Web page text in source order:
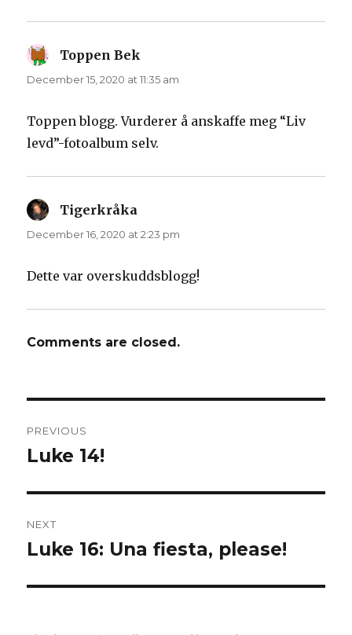
Toppen Bek
December 15, 2020 at 11:35 am
Toppen blogg. Vurderer å anskaffe meg “Liv
levd”-fotoalbum selv.
Tigerkråka
December 16, 2020 at 2:23 pm
Dette var overskuddsblogg!
Comments are closed.
navigation
PREVIOUS
Previous
Luke 14!
NEXT
Next
Luke 16: Una fiesta, please!